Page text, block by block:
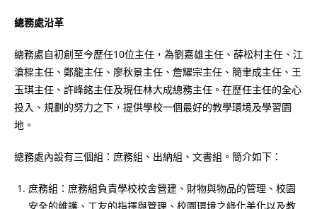
總務處沿革
總務處自初創至今歷任10位主任，為劉嘉雄主任、薛松村主任、江
滄樑主任、鄭龍主任、廖秋景主任、詹耀宗主任、簡聿成主任、王
玉琪主任、許峰銘主任及現任林大成總務主任。在歷任主任的全心
投入、規劃的努力之下，提供學校一個最好的教學環境及學習園
地。
總務處內設有三個組：庶務組、出納組、文書組。簡介如下：
庶務組：庶務組負責學校校舍營建、財物與物品的管理、校園
安全的維護、工友的指揮與管理、校園環境之綠化美化以及教